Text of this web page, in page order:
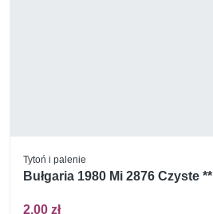
Tytoń i palenie
Bułgaria 1980 Mi 2876 Czyste **
2,00 zł